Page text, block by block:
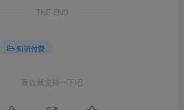
THE END
知识付费
喜欢就支持一下吧